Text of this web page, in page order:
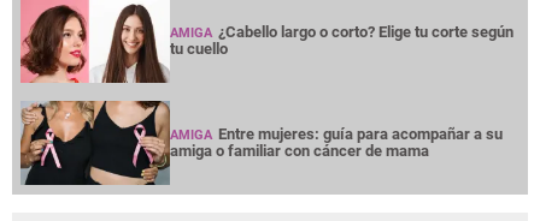
AMIGA ¿Cabello largo o corto? Elige tu corte según
tu cuello
AMIGA Entre mujeres: guía para acompañar a su
amiga o familiar con cáncer de mama